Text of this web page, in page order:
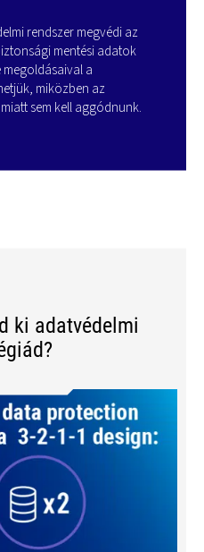
rendszer megvédi az
mentési adatok
megoldásaival a
miközben az
sem kell aggódnunk.
ki adatvédelmi